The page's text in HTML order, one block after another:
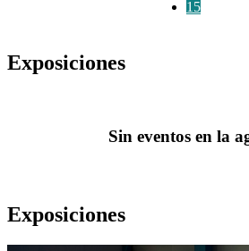
15
Exposiciones
Sin eventos en la
Exposiciones